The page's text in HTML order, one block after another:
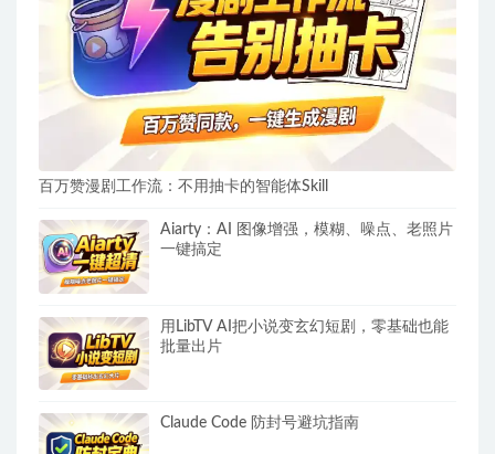
百万赞漫剧工作流：不用抽卡的智能体Skill
Aiarty：AI 图像增强，模糊、噪点、老照片
一键搞定
用LibTV AI把小说变玄幻短剧，零基础也能
批量出片
Claude Code 防封号避坑指南